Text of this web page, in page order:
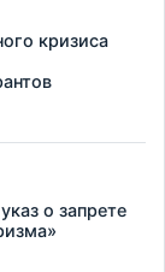
кризиса
о запрете